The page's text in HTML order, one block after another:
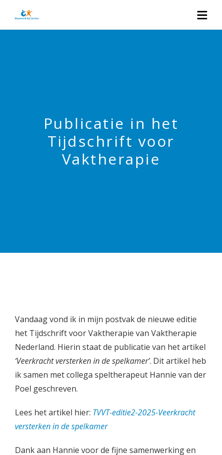
Publicatie in het
Tijdschrift voor
Vaktherapie
Vandaag vond ik in mijn postvak de nieuwe editie
het Tijdschrift voor Vaktherapie van Vaktherapie
Nederland. Hierin staat de publicatie van het artikel
‘Veerkracht versterken in de spelkamer’. Dit artikel heb
ik samen met collega speltherapeut Hannie van der
Poel geschreven.
Lees het artikel hier: TVVT-editie2-2025-Veerkracht
versterken in de spelkamer
Dank aan Hannie voor de fijne samenwerking en